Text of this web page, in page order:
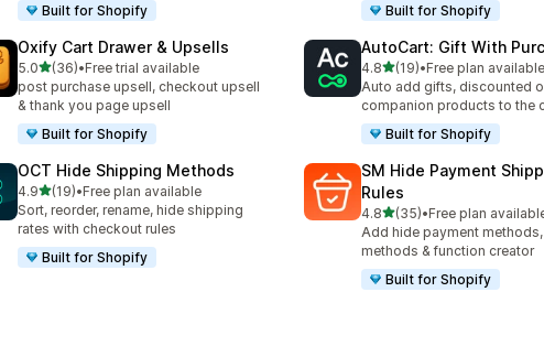
Built for Shopify
Built for Shopify
Oxify Cart Drawer & Upsells
5.0별 5개 중
(36)
총 리뷰 36개
•Free trial available
post purchase upsell, checkout upsell
& thank you page upsell
Built for Shopify
AutoCart: Gift With
4.8별 5개 중
(19)
총 리뷰 19개
•Free plan available
Auto add gifts, discounted
companion products to the
Built for Shopify
OCT Hide Shipping Methods
4.9별 5개 중
(19)
총 리뷰 19개
•Free plan available
Sort, reorder, rename, hide shipping
rates with checkout rules
Built for Shopify
SM Hide Payment
Rules
4.8별 5개 중
(35)
총 리뷰 35개
•Free plan
Add hide payment
methods & function creator
Built for Shopify